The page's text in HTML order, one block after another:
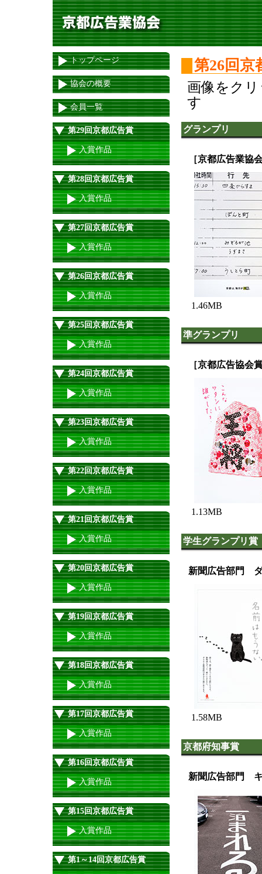
第26回京
画像をク
す
グランプリ
［京都広告業
1.46MB
準グランプリ
［京都広告協
1.13MB
学生グランプリ賞
新聞広告部門
1.58MB
京都府知事賞
新聞広告部門
トップページ
協会の概要
会員一覧
第29回京都広告賞
入賞作品
第28回京都広告賞
入賞作品
第27回京都広告賞
入賞作品
第26回京都広告賞
入賞作品
第25回京都広告賞
入賞作品
第24回京都広告賞
入賞作品
第23回京都広告賞
入賞作品
第22回京都広告賞
入賞作品
第21回京都広告賞
入賞作品
第20回京都広告賞
入賞作品
第19回京都広告賞
入賞作品
第18回京都広告賞
入賞作品
第17回京都広告賞
入賞作品
第16回京都広告賞
入賞作品
第15回京都広告賞
入賞作品
第1～14回京都広告賞